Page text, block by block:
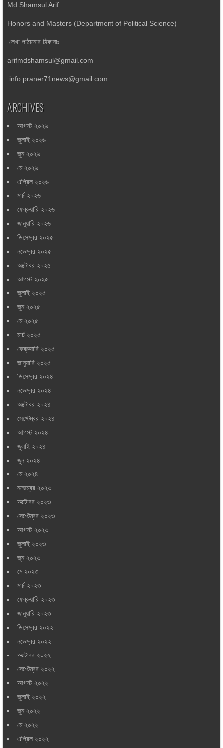
Md Shamsul Arif
Honors and Masters (Department of Political Science)
লেখা পাঠানোর ঠিকানাঃ
arifmdshamsul@gmail.com
info.praner71news@gmail.com
ARCHIVES
আগস্ট ২০২৬
জুলাই ২০২৬
জুন ২০২৬
মে ২০২৬
এপ্রিল ২০২৬
মার্চ ২০২৬
ফেব্রুয়ারি ২০২৬
জানুয়ারি ২০২৬
ডিসেম্বর ২০২৫
নভেম্বর ২০২৫
অক্টোবর ২০২৫
আগস্ট ২০২৫
জুলাই ২০২৫
জুন ২০২৫
মে ২০২৫
মার্চ ২০২৫
ফেব্রুয়ারি ২০২৫
জানুয়ারি ২০২৫
ডিসেম্বর ২০২৪
নভেম্বর ২০২৪
অক্টোবর ২০২৪
সেপ্টেম্বর ২০২৪
আগস্ট ২০২৪
জুলাই ২০২৪
জুন ২০২৪
মে ২০২৪
নভেম্বর ২০২৩
অক্টোবর ২০২৩
সেপ্টেম্বর ২০২৩
আগস্ট ২০২৩
জুলাই ২০২৩
জুন ২০২৩
মে ২০২৩
মার্চ ২০২৩
ফেব্রুয়ারি ২০২৩
জানুয়ারি ২০২৩
ডিসেম্বর ২০২২
নভেম্বর ২০২২
অক্টোবর ২০২২
সেপ্টেম্বর ২০২২
আগস্ট ২০২২
জুলাই ২০২২
জুন ২০২২
মে ২০২২
এপ্রিল ২০২২